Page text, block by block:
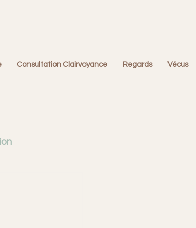
Consultation Clairvoyance Regards Vécus